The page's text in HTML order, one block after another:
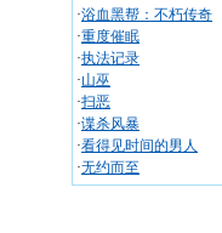
·浴血黑帮：不朽传奇
·重度催眠
·执法记录
·山巫
·扫恶
·谍杀风暴
·看得见时间的男人
·无约而至